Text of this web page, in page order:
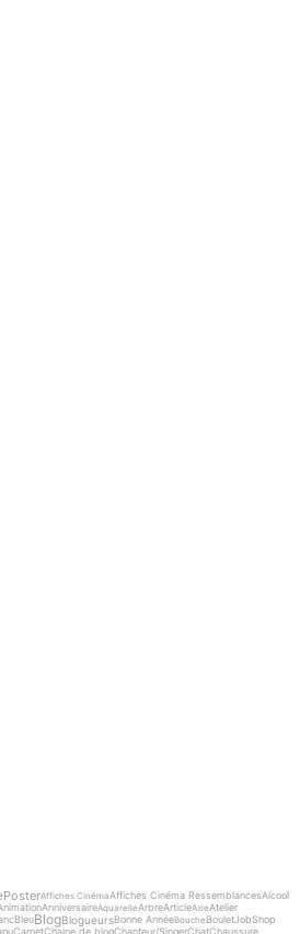
PosterAffiches CinémaAffiches Cinéma RessemblancesAlcool
AnniversaireAquarelleArbreArticleAsieAtelier
BleuBlogBlogueursBonne AnnéeBouche BouletJobShop
CarnetChaine de blogChanteur/SingerChatChaussure